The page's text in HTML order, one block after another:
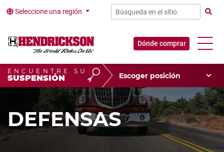
Seleccione una región
Dónde comprar
ENCUENTRE SU
SUSPENSIÓN
Escoger su posición
Tipo de vehículo
Escoger su aplicación
DEFENSAS